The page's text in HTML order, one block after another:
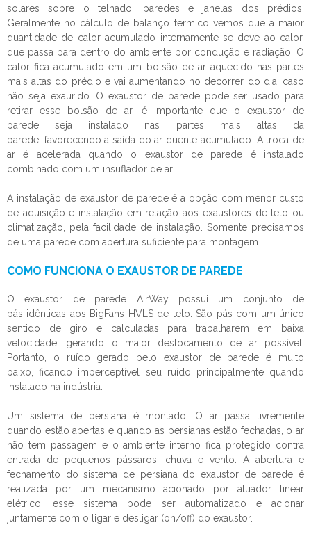
solares sobre o telhado, paredes e janelas dos prédios.
Geralmente no cálculo de balanço térmico vemos que a maior
quantidade de calor acumulado internamente se deve ao calor,
que passa para dentro do ambiente por condução e radiação. O
calor fica acumulado em um bolsão de ar aquecido nas partes
mais altas do prédio e vai aumentando no decorrer do dia, caso
não seja exaurido. Oexaustor de paredepode ser usado para
retirar esse bolsão de ar, é importante que o exaustor de
parede seja instalado nas partes mais altas da
parede, favorecendo a saída do ar quente acumulado. A troca de
ar é acelerada quando o exaustor de parede é instalado
combinado com um insuflador de ar.
A instalação de exaustor de paredeé a opção com menor custo
de aquisição e instalação em relação aos exaustores de teto ou
climatização, pela facilidade de instalação. Somente precisamos
de uma parede com abertura suficiente para montagem.
COMO FUNCIONA O EXAUSTOR DE PAREDE
Oexaustor de parede AirWay possui um conjunto de
pás idênticas aos BigFans HVLS de teto. São pás com um único
sentido de giro e calculadas para trabalharem em baixa
velocidade, gerando o maior deslocamento de ar possível.
Portanto, o ruído gerado pelo exaustor de parede é muito
baixo, ficando imperceptível seu ruído principalmente quando
instalado na indústria.
Um sistema de persiana é montado. O ar passa livremente
quando estão abertas e quando as persianas estão fechadas, o ar
não tem passagem e o ambiente interno fica protegido contra
entrada de pequenos pássaros, chuva e vento. A abertura e
fechamento do sistema de persiana do exaustor de parede é
realizada por um mecanismo acionado por atuador linear
elétrico, esse sistema pode ser automatizado e acionar
juntamente com o ligar e desligar (on/off) do exaustor.